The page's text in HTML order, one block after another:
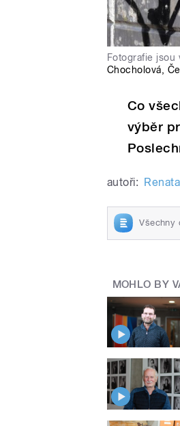
Fotografie jsou
Chocholová,
Co
výběr
autoři:
Všechny
MOHLO BY